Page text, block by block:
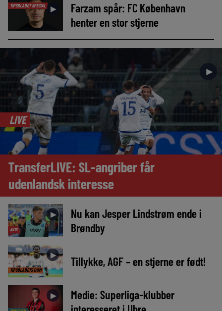
TIPSBLADET SPECIAL ►
Farzam spår: FC København
henter en stor stjerne
►
LIVE
TransferLIVE: SL-angriber får
udenlandsk interesse
AVIS
►
Nu kan Jesper Lindstrøm ende i
Brøndby
TIPSBLADETS DOM
► Tillykke, AGF – en stjerne er født!
►
Medie: Superliga-klubber